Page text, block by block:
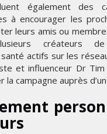
également des
à encourager les
leurs amis ou
créateurs
actifs sur les
et influenceur Dr
la campagne auprès